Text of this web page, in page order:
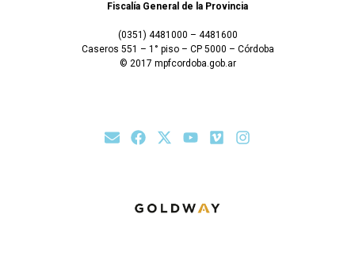
Fiscalía General de la Provincia
(0351) 4481000 – 4481600
Caseros 551 – 1° piso – CP 5000 – Córdoba
© 2017 mpfcordoba.gob.ar